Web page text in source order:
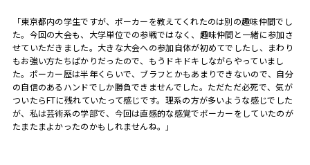
「東京都内の学生ですが、ポーカーを教えてくれたのは別の趣味仲間でし
た。今回の大会も、大学単位での参戦ではなく、趣味仲間と一緒に参加さ
せていただきました。大きな大会への参加自体が初めてでしたし、まわり
もお強い方たちばかりだったので、もうドキドキしながらやっていまし
た。ポーカー歴は半年くらいで、ブラフとかもあまりできないので、自分
の自信のあるハンドでしか勝負できませんでした。ただただ必死で、気が
ついたらFTに残れていたって感じです。理系の方が多いような感じでした
が、私は芸術系の学部で、今回は直感的な感覚でポーカーをしていたのが
たまたまよかったのかもしれませんね。」